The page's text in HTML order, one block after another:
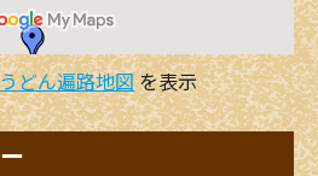
どん遍路地図を表示